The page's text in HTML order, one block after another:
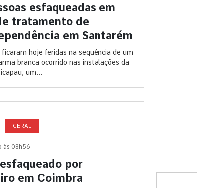
esfaqueadas em
tratamento de
em Santarém
hoje feridas na sequência de um
branca ocorrido nas instalações da
um...
GERAL
às 08h56
por
em Coimbra